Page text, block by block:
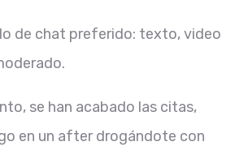
de chat preferido: texto, video
se han acabado las citas,
en un after drogándote con